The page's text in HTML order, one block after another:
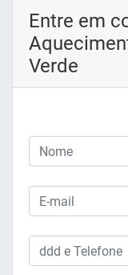
Entre em
Verde